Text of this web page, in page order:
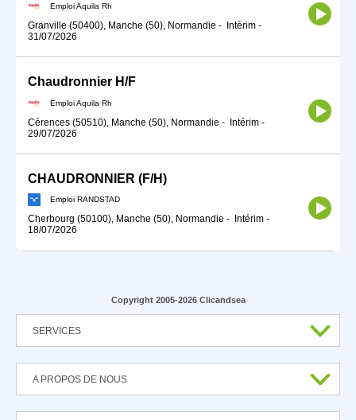
Emploi Aquila Rh
Granville (50400), Manche (50), Normandie - Intérim -
31/07/2026
Chaudronnier H/F
Emploi Aquila Rh
Cérences (50510), Manche (50), Normandie - Intérim -
29/07/2026
CHAUDRONNIER (F/H)
Emploi RANDSTAD
Cherbourg (50100), Manche (50), Normandie - Intérim -
18/07/2026
Copyright 2005-2026 Clicandsea
SERVICES
A PROPOS DE NOUS